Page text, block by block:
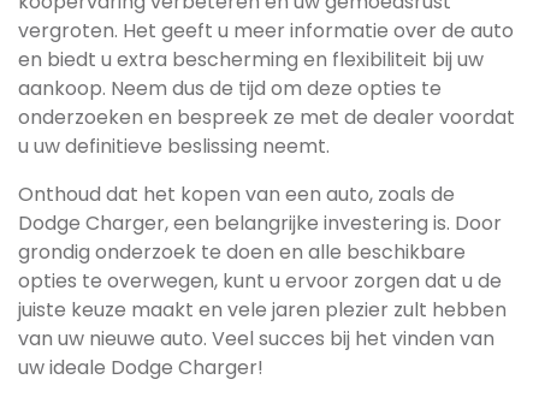
vergroten. Het geeft u meer informatie over de auto
en biedt u extra bescherming en flexibiliteit bij uw
aankoop. Neem dus de tijd om deze opties te
onderzoeken en bespreek ze met de dealer voordat
u uw definitieve beslissing neemt.
Onthoud dat het kopen van een auto, zoals de
Dodge Charger, een belangrijke investering is. Door
grondig onderzoek te doen en alle beschikbare
opties te overwegen, kunt u ervoor zorgen dat u de
juiste keuze maakt en vele jaren plezier zult hebben
van uw nieuwe auto. Veel succes bij het vinden van
uw ideale Dodge Charger!